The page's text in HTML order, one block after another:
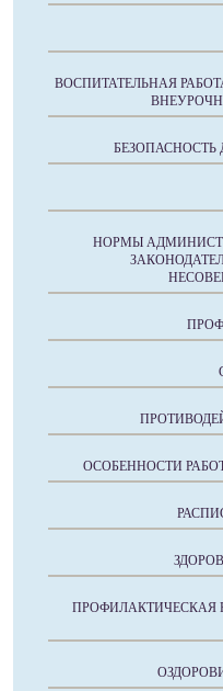
ВОСПИТАТЕЛЬНАЯ
НОРМЫ
ОСОБЕННОСТИ
ПРОФИЛАКТИЧЕСКАЯ